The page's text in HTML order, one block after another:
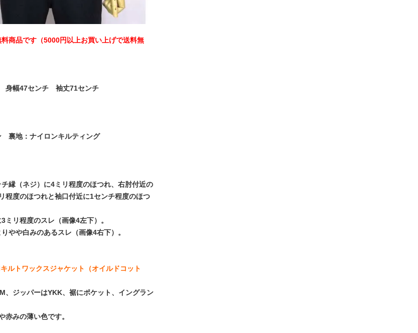
商品です（5000円以上お買い上げで送料無
身幅47センチ 袖丈71センチ
裏地：ナイロンキルティング
縁（ネジ）に4ミリ程度のほつれ、右肘付近の
程度のほつれと袖口付近に1センチ程度のほつ
ミリ程度のスレ（画像4左下）。
やや白みのあるスレ（画像4右下）。
ルトワックスジャケット（オイルドコット
、ジッパーはYKK、裾にポケット、イングラン
赤みの薄い色です。